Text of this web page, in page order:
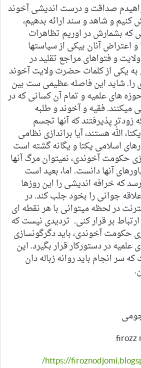
صداقت و درست اندیشی آخوند
کنیم و شاهد و سند ارائه بدهیم،
که بشمارش در اوریم تظاهرات
اعتراض آنان بیکی از سیاستها
و فتواهای مراجع تقلید در
یکی از کلمات حضرت ولایت آخوند
را. شاید این فاصله عظیمی ست بین
های علمیه و تمام آن کسانی که در
میکنند. فقیه و آخوند و طلبه
زودتر پذیرفتند که آنها تجسم
الله هستند، آیا براندازی نظامی
اسلامی یکتا و یگانه گشته است
حکومت آخوندی، نمیتوان مرگ آنها
آنها دانست. اما، بعید است
که خرافه اندیشی را این روزها
جوانی را بخود جلب کند. در
در لحظه میتوانی با هر نقطه ای
بر قرار کنی. تردیدی نیست که
حکومت آخوندی، باید دگرگونسازی
علمیه در دستورکار قرار بگیرد. این
سر انجام باید روانه زباله دان
firozz
https://